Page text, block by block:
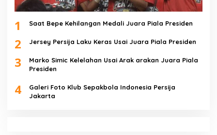
1 Saat Bepe Kehilangan Medali Juara Piala Presiden
2 Jersey Persija Laku Keras Usai Juara Piala Presiden
3
Marko Simic Kelelahan Usai Arak arakan Juara Piala
Presiden
4
Galeri Foto Klub Sepakbola Indonesia Persija
Jakarta